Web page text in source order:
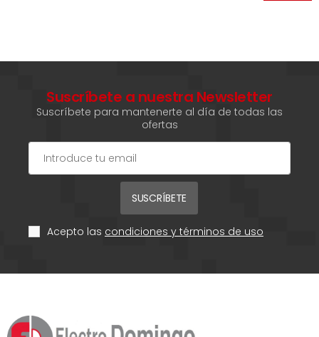
Suscríbete a nuestra Newsletter
Suscríbete para mantenerte al día de todas las
ofertas
SUSCRÍBETE
Acepto las condiciones y términos de uso